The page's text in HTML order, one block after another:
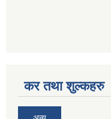
कर तथा शुल्कहरु